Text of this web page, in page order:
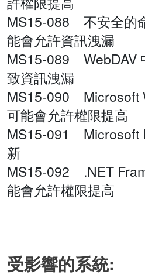
MS15-088 不安全的
能會允許資訊洩漏
MS15-089 WebDAV
致資訊洩漏
MS15-090 Microsoft
可能會允許權限提高
MS15-091 Microsoft
新
MS15-092 .NET
能會允許權限提高
受影響的系統: